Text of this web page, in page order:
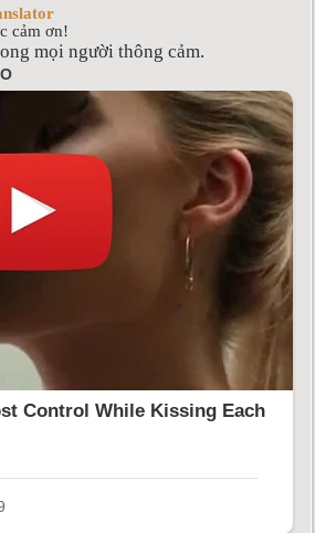
cảm ơn!
mọi người thông cảm.